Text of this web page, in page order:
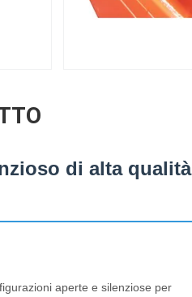
di alta qualità
aperte e silenziose per